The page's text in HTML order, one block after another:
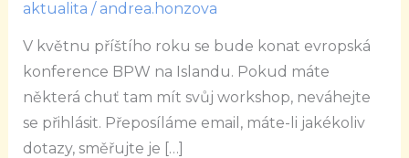
aktualita / andrea.honzova
V květnu příštího roku se bude konat evropská
konference BPW na Islandu. Pokud máte
některá chuť tam mít svůj workshop, neváhejte
se přihlásit. Přeposíláme email, máte-li jakékoliv
dotazy, směřujte je […]
konference
BPW
na
Islandu